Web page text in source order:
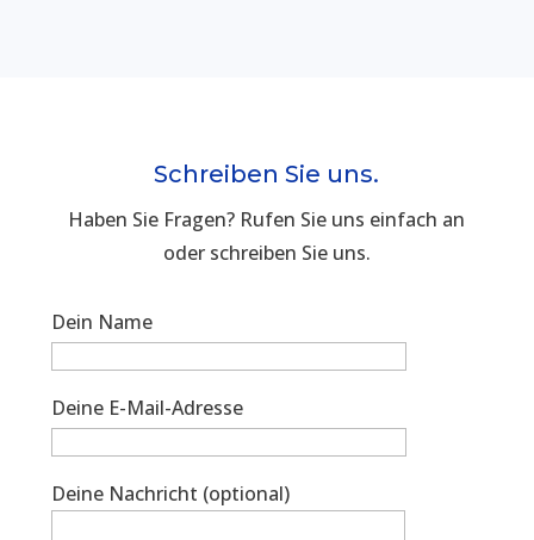
Schreiben Sie uns.
Haben Sie Fragen? Rufen Sie uns einfach an
oder schreiben Sie uns.
Dein Name
Deine E-Mail-Adresse
Deine Nachricht (optional)